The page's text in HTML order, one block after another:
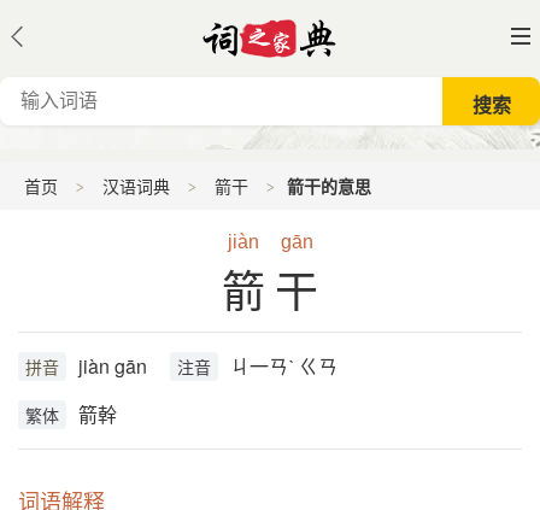
首页 汉语词典 箭干 箭干的意思
jiàn gān
箭干
拼音 jiàn gān 注音 ㄐ一ㄢˋ ㄍㄢ
繁体 箭幹
词语解释